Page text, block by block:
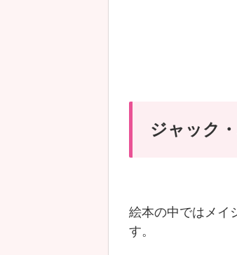
ジャック
絵本の中ではメイ
す。